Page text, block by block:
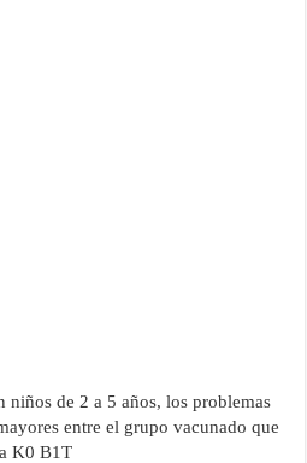
niños de 2 a 5 años, los problemas
entre el grupo vacunado que
K0 B1T